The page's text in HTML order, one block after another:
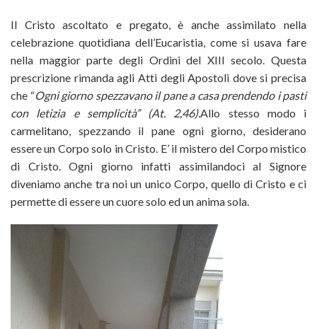
Il Cristo ascoltato e pregato, è anche assimilato nella
celebrazione quotidiana dell’Eucaristia, come si usava fare
nella maggior parte degli Ordini del XIII secolo. Questa
prescrizione rimanda agli Atti degli Apostoli dove si precisa
che “Ogni giorno spezzavano il pane a casa prendendo i pasti
con letizia e semplicità” (At. 2,46).Allo stesso modo i
carmelitano, spezzando il pane ogni giorno, desiderano
essere un Corpo solo in Cristo. E’ il mistero del Corpo mistico
di Cristo. Ogni giorno infatti assimilandoci al Signore
diveniamo anche tra noi un unico Corpo, quello di Cristo e ci
permette di essere un cuore solo ed un anima sola.